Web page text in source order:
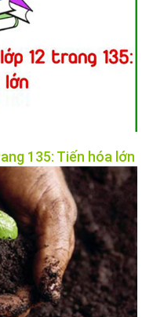
135: Tiến hóa lớn